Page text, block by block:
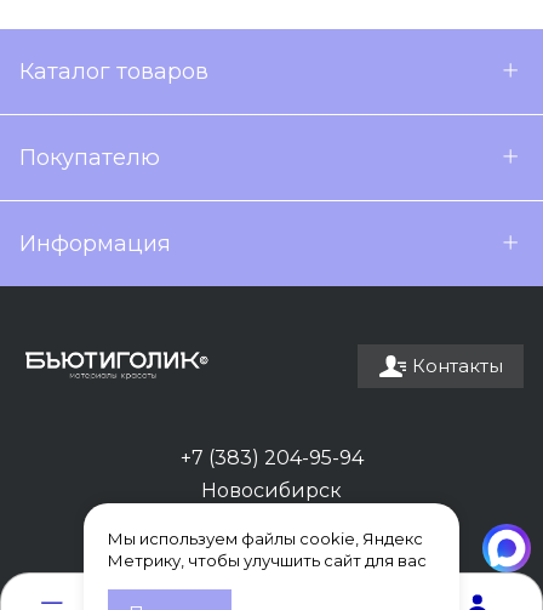
Каталог товаров
Покупателю
Информация
Контакты
+7 (383) 204-95-94
Новосибирск
Мы используем файлы cookie, Яндекс
Метрику, чтобы улучшить сайт для вас